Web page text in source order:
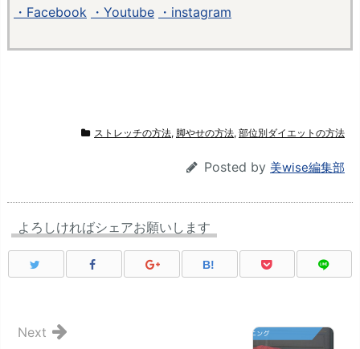
・Facebook ・Youtube ・instagram
ストレッチの方法, 脚やせの方法, 部位別ダイエットの方法
Posted by 美wise編集部
よろしければシェアお願いします
B!
Next